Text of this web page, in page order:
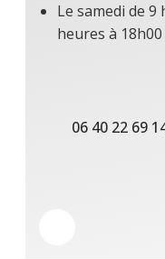
Le samedi de
heures à 18h00
06 40 22 69